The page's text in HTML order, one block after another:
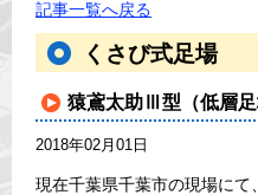
記事一覧へ戻る
くさび式足場
猿鳶太助Ⅲ型（低層
2018年02月01日
現在千葉県千葉市の現場に